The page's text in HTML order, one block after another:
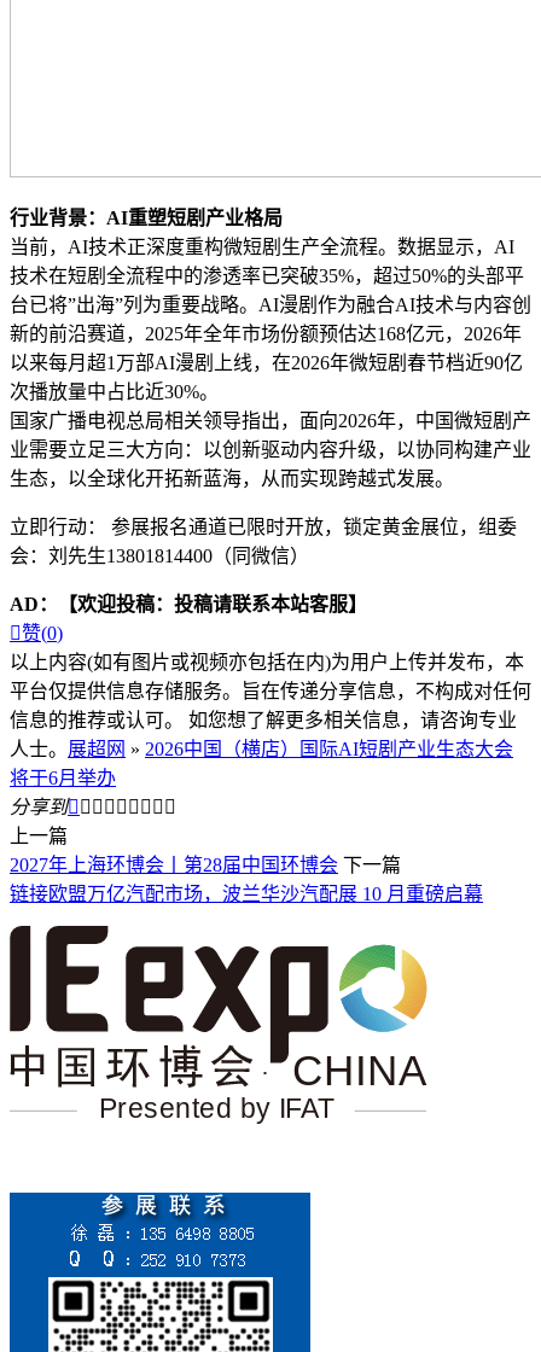
行业背景：AI重塑短剧产业格局
当前，AI技术正深度重构微短剧生产全流程。数据显示，AI
技术在短剧全流程中的渗透率已突破35%，超过50%的头部平
台已将”出海”列为重要战略。AI漫剧作为融合AI技术与内容创
新的前沿赛道，2025年全年市场份额预估达168亿元，2026年
以来每月超1万部AI漫剧上线，在2026年微短剧春节档近90亿
次播放量中占比近30%。
国家广播电视总局相关领导指出，面向2026年，中国微短剧产
业需要立足三大方向：以创新驱动内容升级，以协同构建产业
生态，以全球化开拓新蓝海，从而实现跨越式发展。
立即行动： 参展报名通道已限时开放，锁定黄金展位，组委
会：刘先生13801814400（同微信）
AD：
【欢迎投稿：投稿请联系本站客服】
赞(0)
以上内容(如有图片或视频亦包括在内)为用户上传并发布，本
平台仅提供信息存储服务。旨在传递分享信息，不构成对任何
信息的推荐或认可。 如您想了解更多相关信息，请咨询专业
人士。 展超网 » 2026中国（横店）国际AI短剧产业生态大会
将于6月举办
分享到        
上一篇
2027年上海环博会丨第28届中国环博会 下一篇
链接欧盟万亿汽配市场，波兰华沙汽配展 10 月重磅启幕